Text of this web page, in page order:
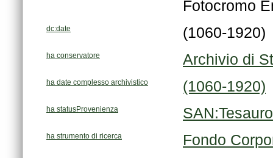
Fotocromo
dc:date (1060-1920)
ha conservatore Archivio di
ha date complesso archivistico (1060-1920)
ha statusProvenienza
ha strumento di ricerca Fondo